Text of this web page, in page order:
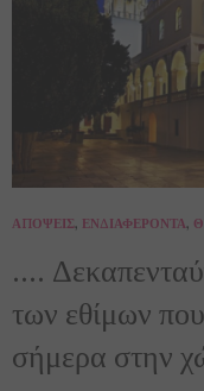
ΑΠΌΨΕΙΣ, ΕΝΔΙΑΦΈΡΟΝΤΑ,
….
των εθίμων
σήμερα στην